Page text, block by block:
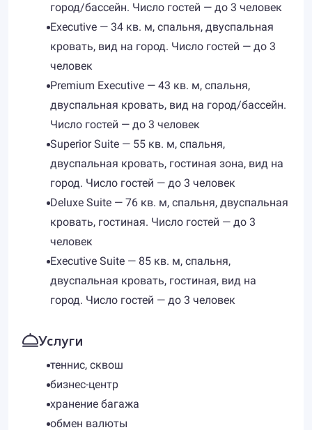
город/бассейн. Число гостей — до 3 человек
Executive — 34 кв. м, спальня, двуспальная
кровать, вид на город. Число гостей — до 3
человек
Premium Executive — 43 кв. м, спальня,
двуспальная кровать, вид на город/бассейн.
Число гостей — до 3 человек
Superior Suite — 55 кв. м, спальня,
двуспальная кровать, гостиная зона, вид на
город. Число гостей — до 3 человек
Deluxe Suite — 76 кв. м, спальня, двуспальная
кровать, гостиная. Число гостей — до 3
человек
Executive Suite — 85 кв. м, спальня,
двуспальная кровать, гостиная, вид на
город. Число гостей — до 3 человек
Услуги
теннис, сквош
бизнес-центр
хранение багажа
обмен валюты